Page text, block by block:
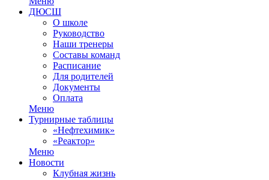
ДЮСШ
О школе
Руководство
Наши тренеры
Составы команд
Расписание
Для родителей
Документы
Оплата
Меню
Турнирные таблицы
«Нефтехимик»
«Реактор»
Меню
Новости
Клубная жизнь